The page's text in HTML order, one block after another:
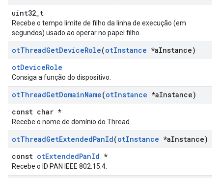
uint32_t
Recebe o tempo limite de filho da linha de execução (em
segundos) usado ao operar no papel filho.
otThreadGetDeviceRole(otInstance *aInstance)
otDeviceRole
Consiga a função do dispositivo.
otThreadGetDomainName(otInstance *aInstance)
const char *
Recebe o nome de domínio do Thread.
otThreadGetExtendedPanId(otInstance *aInstance)
const otExtendedPanId *
Recebe o ID PAN IEEE 802.15.4.